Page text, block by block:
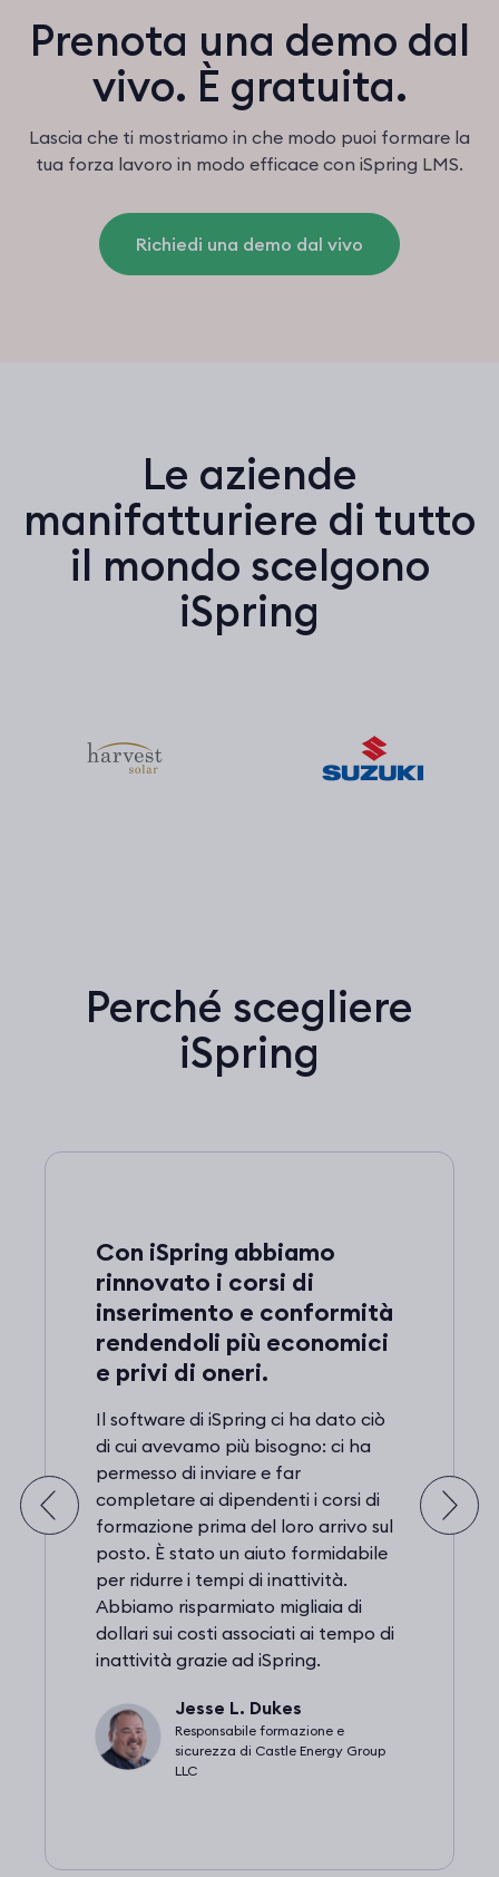
Prenota una demo dal
vivo. È gratuita.
Lascia che ti mostriamo in che modo puoi formare la
tua forza lavoro in modo efficace con iSpring LMS.
Richiedi una demo dal vivo
Le aziende
manifatturiere di tutto
il mondo scelgono
iSpring
Perché scegliere
iSpring
Con iSpring abbiamo
rinnovato i corsi di
inserimento e conformità
rendendoli più economici
e privi di oneri.
Il software di iSpring ci ha dato ciò
di cui avevamo più bisogno: ci ha
permesso di inviare e far
completare ai dipendenti i corsi di
formazione prima del loro arrivo sul
posto. È stato un aiuto formidabile
per ridurre i tempi di inattività.
Abbiamo risparmiato migliaia di
dollari sui costi associati ai tempo di
inattività grazie ad iSpring.
Jesse L. Dukes
Responsabile formazione e
sicurezza di Castle Energy Group
LLC